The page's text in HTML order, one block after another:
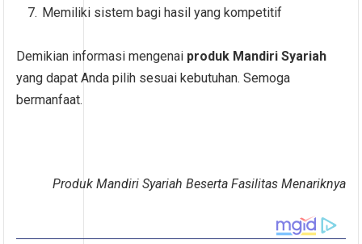
Memiliki sistem bagi hasil yang kompetitif
Demikian informasi mengenai produk Mandiri Syariah
yang dapat Anda pilih sesuai kebutuhan. Semoga
bermanfaat.
Produk Mandiri Syariah Beserta Fasilitas Menariknya